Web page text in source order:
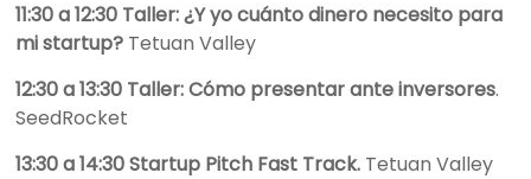
11:30 a 12:30 Taller: ¿Y yo cuánto dinero necesito para
mi startup? Tetuan Valley
12:30 a 13:30 Taller: Cómo presentar ante inversores.
SeedRocket
13:30 a 14:30 Startup Pitch Fast Track. Tetuan Valley